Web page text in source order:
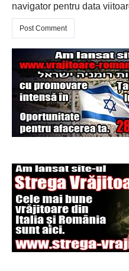
navigator pentru data